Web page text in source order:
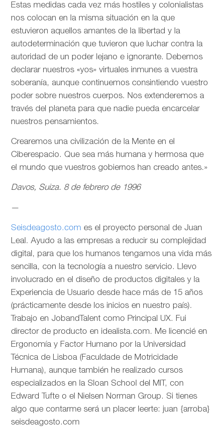
Estas medidas cada vez más hostiles y colonialistas
nos colocan en la misma situación en la que
estuvieron aquellos amantes de la libertad y la
autodeterminación que tuvieron que luchar contra la
autoridad de un poder lejano e ignorante. Debemos
declarar nuestros «yos» virtuales inmunes a vuestra
soberanía, aunque continuemos consintiendo vuestro
poder sobre nuestros cuerpos. Nos extenderemos a
través del planeta para que nadie pueda encarcelar
nuestros pensamientos.
Crearemos una civilización de la Mente en el
Ciberespacio. Que sea más humana y hermosa que
el mundo que vuestros gobiernos han creado antes.»
Davos, Suiza. 8 de febrero de 1996
—
Seisdeagosto.com es el proyecto personal de Juan
Leal. Ayudo a las empresas a reducir su complejidad
digital, para que los humanos tengamos una vida más
sencilla, con la tecnología a nuestro servicio. Llevo
involucrado en el diseño de productos digitales y la
Experiencia de Usuario desde hace más de 15 años
(prácticamente desde los inicios en nuestro país).
Trabajo en JobandTalent como Principal UX. Fui
director de producto en idealista.com. Me licencié en
Ergonomía y Factor Humano por la Universidad
Técnica de Lisboa (Faculdade de Motricidade
Humana), aunque también he realizado cursos
especializados en la Sloan School del MIT, con
Edward Tufte o el Nielsen Norman Group. Si tienes
algo que contarme será un placer leerte: juan {arroba}
seisdeagosto.com